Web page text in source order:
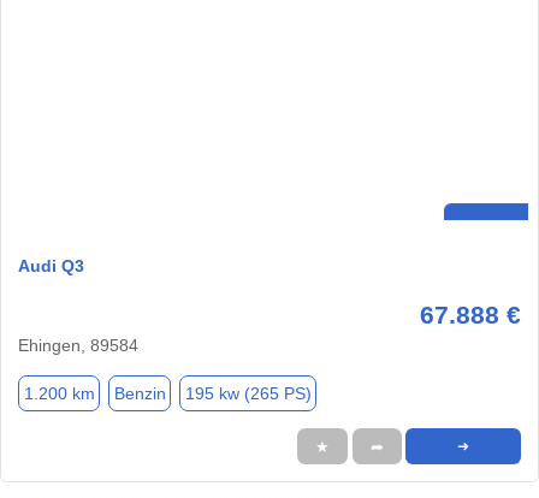
Audi Q3
67.888 €
Ehingen, 89584
1.200 km Benzin 195 kw (265 PS)
★ ➦ ➜